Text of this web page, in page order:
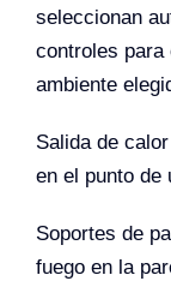
seleccionan
controles para
ambiente
Salida de
en el punto de
Soportes de
fuego en la